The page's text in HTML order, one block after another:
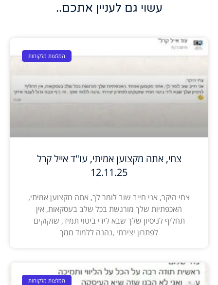
עשוי גם לעניין אתכם..
המלצות מלקוחות
צחי, אתה מקצוען אמיתי, עו"ד אייל קרל
12.11.25
צחי היקר, אני חייב שוב לומר לך, אתה מקצוען אמיתי,
האכפתיות שלך מורגשת בכל שלב בעסקאות, אין
תחליף לניסיון שלך שבא לידי ביטוי תמיד, שזקוקים
לפתרון יצירתי ,נהנה ללמוד ממך
המלצות מלקוחות